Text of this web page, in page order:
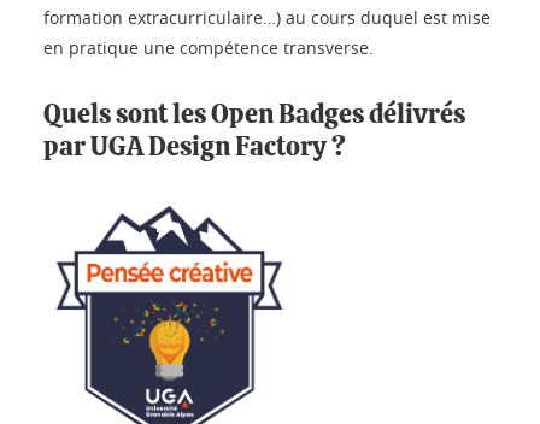
formation extracurriculaire…) au cours duquel est mise
en pratique une compétence transverse.
Quels sont les Open Badges délivrés
par UGA Design Factory ?